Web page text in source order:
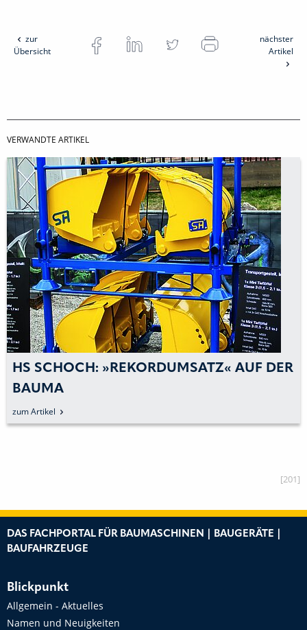
zur
Übersicht
nächster
Artikel
VERWANDTE ARTIKEL
HS SCHOCH: »REKORDUMSATZ« AUF DER
BAUMA
zum Artikel
[201]
DAS FACHPORTAL FÜR BAUMASCHINEN | BAUGERÄTE |
BAUFAHRZEUGE
Blickpunkt
Allgemein - Aktuelles
Namen und Neuigkeiten